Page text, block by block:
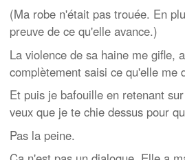
(Ma robe n'était pas trouée. En
preuve de ce qu'elle avance.)
La violence de sa haine me gifle,
complètement saisi ce qu'elle me
Et puis je bafouille en retenant
veux que je te chie dessus pour
Pas la peine.